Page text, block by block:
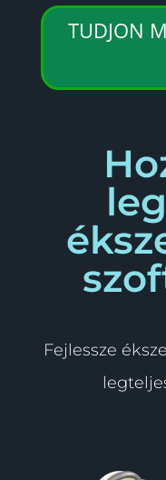
TUDJON
Fejlessze